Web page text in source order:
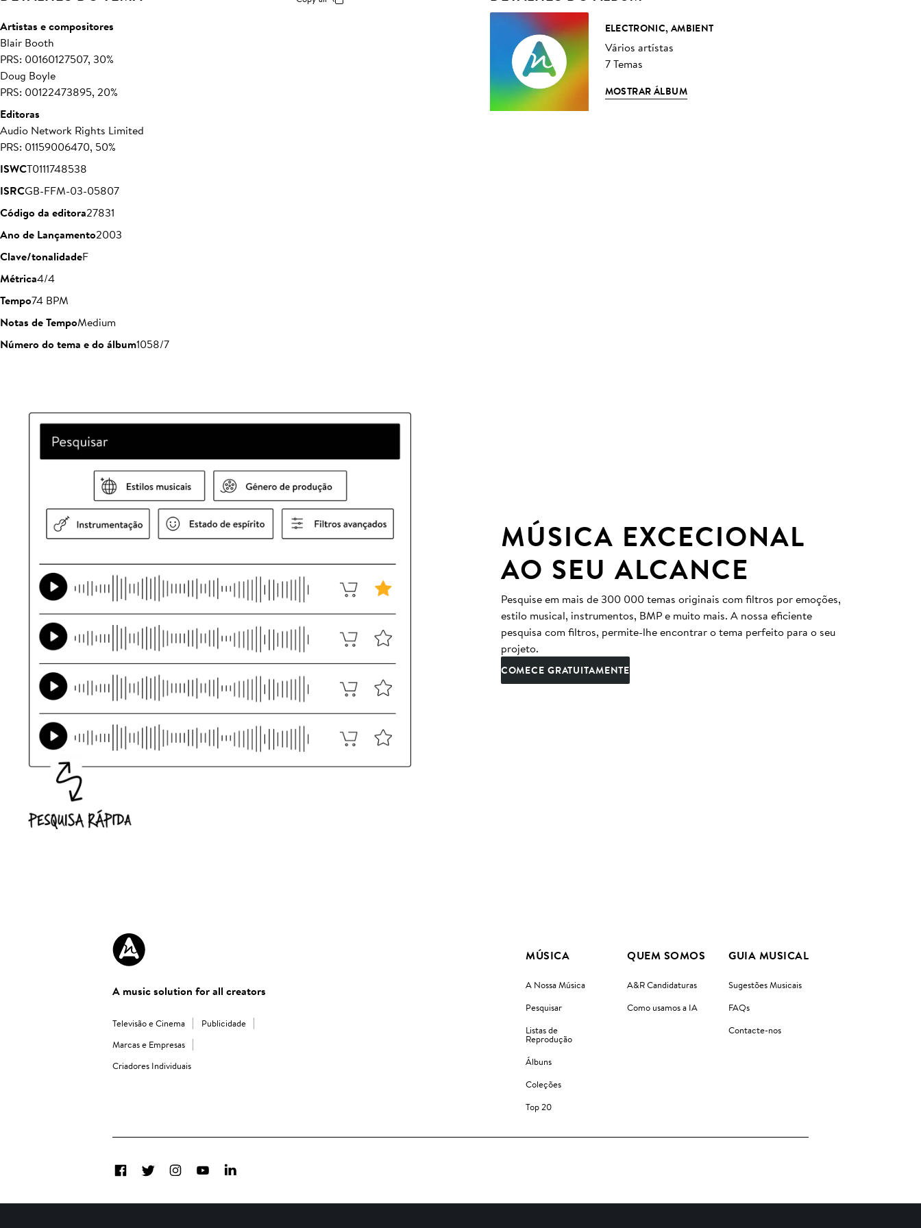
Artistas e compositores
Blair Booth
PRS: 00160127507, 30%
Doug Boyle
PRS: 00122473895, 20%
Editoras
Audio Network Rights Limited
PRS: 01159006470, 50%
ISWCT0111748538
ISRCGB-FFM-03-05807
Código da editora27831
Ano de Lançamento2003
Clave/tonalidadeF
Métrica4/4
Tempo74 BPM
Notas de TempoMedium
Número do tema e do álbum1058/7
ELECTRONIC, AMBIENT
Vários artístas
7 Temas
MOSTRAR ÁLBUM
MÚSICA EXCECIONAL
AO SEU ALCANCE
Pesquise em mais de 300 000 temas originais com filtros por emoções,
estilo musical, instrumentos, BMP e muito mais. A nossa eficiente
pesquisa com filtros, permite-lhe encontrar o tema perfeito para o seu
projeto.
COMECE GRATUITAMENTE
A music solution for all creators
Televisão e Cinema
Publicidade
Marcas e Empresas
Criadores Individuais
MÚSICA
A Nossa Música
Pesquisar
Listas de
Reprodução
Álbuns
Coleções
Top 20
QUEM SOMOS
A&R Candidaturas
Como usamos a IA
GUIA MUSICAL
Sugestões Musicais
FAQs
Contacte-nos
FacebookTwitterInstagramYouTubeLinkedIn